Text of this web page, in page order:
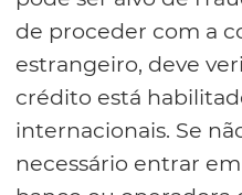
de proceder com a
estrangeiro, deve
crédito está
internacionais. Se
necessário entrar